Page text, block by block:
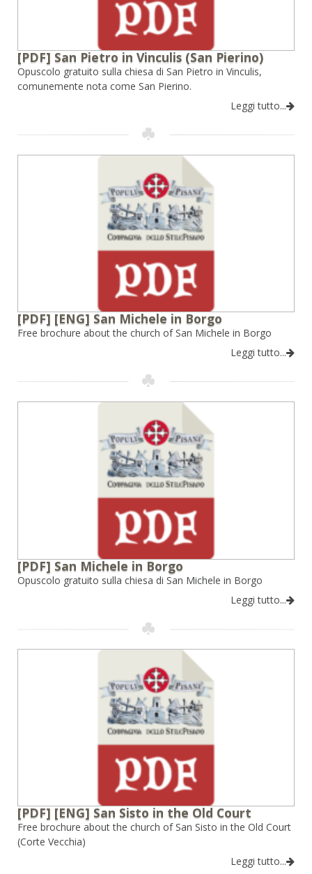
[PDF] San Pietro in Vinculis (San Pierino)
Opuscolo gratuito sulla chiesa di San Pietro in Vinculis,
comunemente nota come San Pierino.
Leggi tutto...
[PDF] [ENG] San Michele in Borgo
Free brochure about the church of San Michele in Borgo
Leggi tutto...
[PDF] San Michele in Borgo
Opuscolo gratuito sulla chiesa di San Michele in Borgo
Leggi tutto...
[PDF] [ENG] San Sisto in the Old Court
Free brochure about the church of San Sisto in the Old Court
(Corte Vecchia)
Leggi tutto...